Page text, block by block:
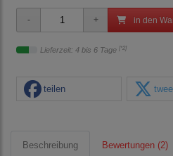
in den
Lieferzeit: 4 bis 6 Tage [*2]
teilen
Beschreibung Bewertungen (2)